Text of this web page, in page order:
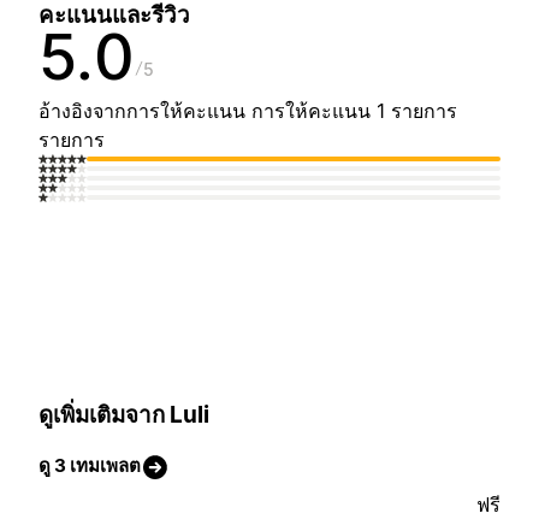
คะแนนและรีวิว
5.0 5
อ้างอิงจากการให้คะแนน การให้คะแนน 1 รายการ
รายการ
ดูเพิ่มเติมจาก Luli
ดู 3 เทมเพลต
ฟรี